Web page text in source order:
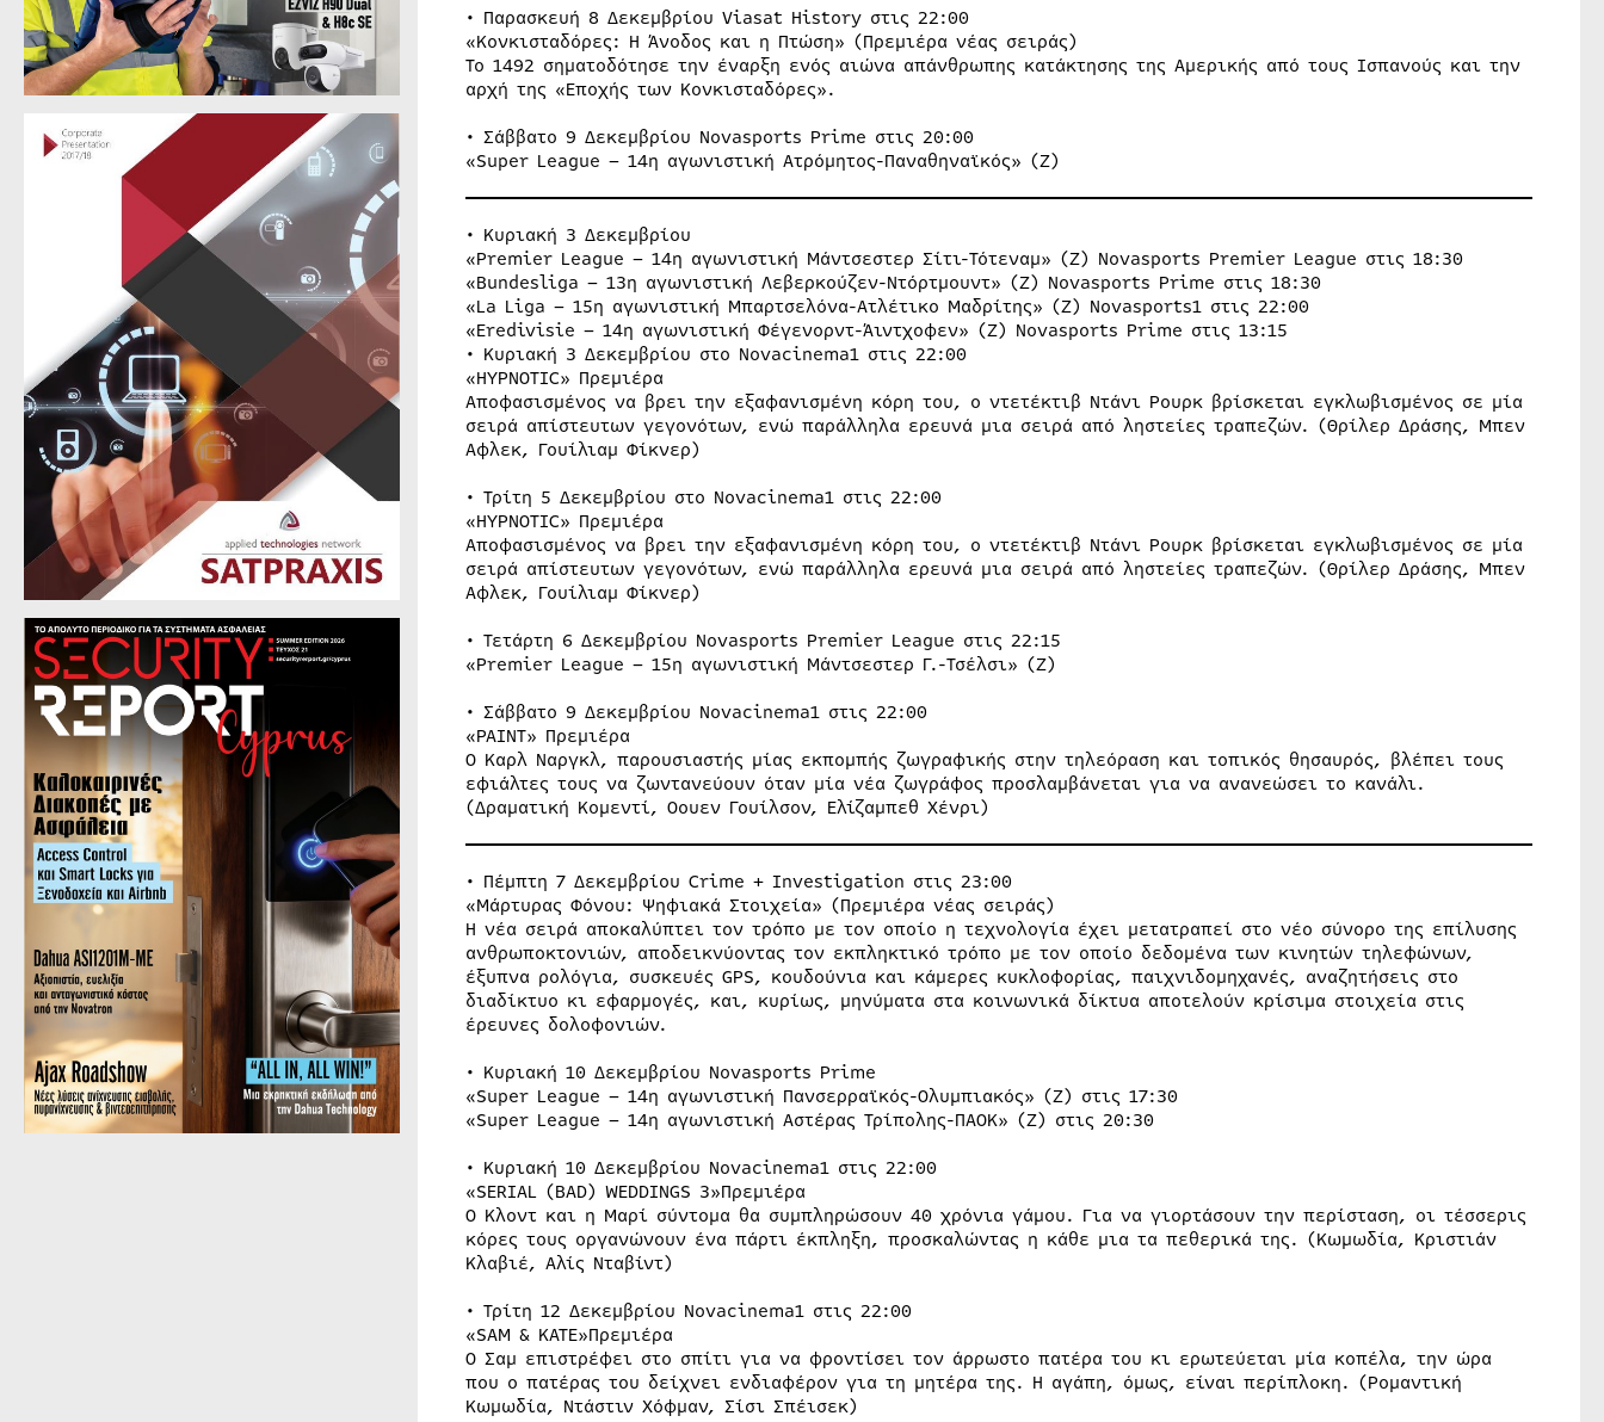
• Παρασκευή 8 Δεκεμβρίου Viasat History στις 22:00
«Κονκισταδόρες: Η Άνοδος και η Πτώση» (Πρεμιέρα νέας σειράς)
Το 1492 σηματοδότησε την έναρξη ενός αιώνα απάνθρωπης κατάκτησης της Αμερικής από τους Ισπανούς και την
αρχή της «Εποχής των Κονκισταδόρες».
• Σάββατο 9 Δεκεμβρίου Novasports Prime στις 20:00
«Super League – 14η αγωνιστική Ατρόμητος-Παναθηναϊκός» (Ζ)
• Κυριακή 3 Δεκεμβρίου
«Premier League – 14η αγωνιστική Μάντσεστερ Σίτι-Τότεναμ» (Ζ) Novasports Premier League στις 18:30
«Bundesliga – 13η αγωνιστική Λεβερκούζεν-Ντόρτμουντ» (Ζ) Novasports Prime στις 18:30
«La Liga – 15η αγωνιστική Μπαρτσελόνα-Ατλέτικο Μαδρίτης» (Ζ) Novasports1 στις 22:00
«Eredivisie – 14η αγωνιστική Φέγενορντ-Άιντχοφεν» (Ζ) Novasports Prime στις 13:15
• Κυριακή 3 Δεκεμβρίου στο Novacinema1 στις 22:00
«HYPNOTIC» Πρεμιέρα
Αποφασισμένος να βρει την εξαφανισμένη κόρη του, ο ντετέκτιβ Ντάνι Ρουρκ βρίσκεται εγκλωβισμένος σε μία
σειρά απίστευτων γεγονότων, ενώ παράλληλα ερευνά μια σειρά από ληστείες τραπεζών. (Θρίλερ Δράσης, Μπεν
Αφλεκ, Γουίλιαμ Φίκνερ)
• Τρίτη 5 Δεκεμβρίου στο Novacinema1 στις 22:00
«HYPNOTIC» Πρεμιέρα
Αποφασισμένος να βρει την εξαφανισμένη κόρη του, ο ντετέκτιβ Ντάνι Ρουρκ βρίσκεται εγκλωβισμένος σε μία
σειρά απίστευτων γεγονότων, ενώ παράλληλα ερευνά μια σειρά από ληστείες τραπεζών. (Θρίλερ Δράσης, Μπεν
Αφλεκ, Γουίλιαμ Φίκνερ)
• Τετάρτη 6 Δεκεμβρίου Novasports Premier League στις 22:15
«Premier League – 15η αγωνιστική Μάντσεστερ Γ.-Τσέλσι» (Ζ)
• Σάββατο 9 Δεκεμβρίου Novacinema1 στις 22:00
«PAINT» Πρεμιέρα
Ο Καρλ Ναργκλ, παρουσιαστής μίας εκπομπής ζωγραφικής στην τηλεόραση και τοπικός θησαυρός, βλέπει τους
εφιάλτες τους να ζωντανεύουν όταν μία νέα ζωγράφος προσλαμβάνεται για να ανανεώσει το κανάλι.
(Δραματική Κομεντί, Οουεν Γουίλσον, Ελίζαμπεθ Χένρι)
• Πέμπτη 7 Δεκεμβρίου Crime + Investigation στις 23:00
«Μάρτυρας Φόνου: Ψηφιακά Στοιχεία» (Πρεμιέρα νέας σειράς)
Η νέα σειρά αποκαλύπτει τον τρόπο με τον οποίο η τεχνολογία έχει μετατραπεί στο νέο σύνορο της επίλυσης
ανθρωποκτονιών, αποδεικνύοντας τον εκπληκτικό τρόπο με τον οποίο δεδομένα των κινητών τηλεφώνων,
έξυπνα ρολόγια, συσκευές GPS, κουδούνια και κάμερες κυκλοφορίας, παιχνιδομηχανές, αναζητήσεις στο
διαδίκτυο κι εφαρμογές, και, κυρίως, μηνύματα στα κοινωνικά δίκτυα αποτελούν κρίσιμα στοιχεία στις
έρευνες δολοφονιών.
• Κυριακή 10 Δεκεμβρίου Novasports Prime
«Super League – 14η αγωνιστική Πανσερραϊκός-Ολυμπιακός» (Ζ) στις 17:30
«Super League – 14η αγωνιστική Αστέρας Τρίπολης-ΠΑΟΚ» (Ζ) στις 20:30
• Κυριακή 10 Δεκεμβρίου Novacinema1 στις 22:00
«SERIAL (BAD) WEDDINGS 3»Πρεμιέρα
Ο Κλοντ και η Μαρί σύντομα θα συμπληρώσουν 40 χρόνια γάμου. Για να γιορτάσουν την περίσταση, οι τέσσερις
κόρες τους οργανώνουν ένα πάρτι έκπληξη, προσκαλώντας η κάθε μια τα πεθερικά της. (Κωμωδία, Κριστιάν
Κλαβιέ, Αλίς Νταβίντ)
• Τρίτη 12 Δεκεμβρίου Novacinema1 στις 22:00
«SAM & KATE»Πρεμιέρα
Ο Σαμ επιστρέφει στο σπίτι για να φροντίσει τον άρρωστο πατέρα του κι ερωτεύεται μία κοπέλα, την ώρα
που ο πατέρας του δείχνει ενδιαφέρον για τη μητέρα της. Η αγάπη, όμως, είναι περίπλοκη. (Ρομαντική
Κωμωδία, Ντάστιν Χόφμαν, Σίσι Σπέισεκ)